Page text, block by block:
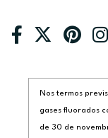
Nos termos
gases fluorados
de 30 de